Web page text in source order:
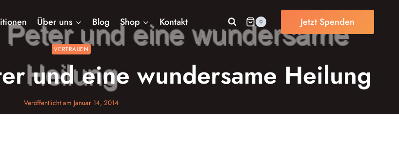
Über uns Blog Shop Kontakt 0 Jetzt Spenden
VERTRAUEN
und eine wundersame Heilung
Veröffentlicht am Januar 14, 2014